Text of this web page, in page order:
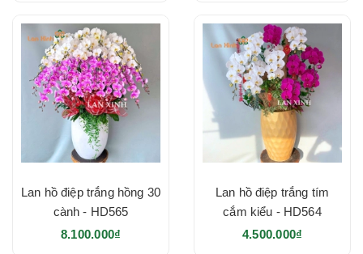
Lan hồ điệp trắng hồng 30
cành - HD565
8.100.000₫
Lan hồ điệp trắng tím
cắm kiểu - HD564
4.500.000₫